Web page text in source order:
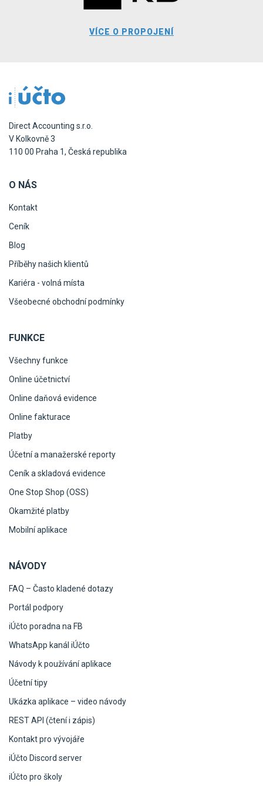
VÍCE O PROPOJENÍ
Direct Accounting s.r.o.
V Kolkovně 3
110 00 Praha 1, Česká republika
O NÁS
Kontakt
Ceník
Blog
Příběhy našich klientů
Kariéra - volná místa
Všeobecné obchodní podmínky
FUNKCE
Všechny funkce
Online účetnictví
Online daňová evidence
Online fakturace
Platby
Účetní a manažerské reporty
Ceník a skladová evidence
One Stop Shop (OSS)
Okamžité platby
Mobilní aplikace
NÁVODY
FAQ – Často kladené dotazy
Portál podpory
iÚčto poradna na FB
WhatsApp kanál iÚčto
Návody k používání aplikace
Účetní tipy
Ukázka aplikace – video návody
REST API (čtení i zápis)
Kontakt pro vývojáře
iÚčto Discord server
iÚčto pro školy